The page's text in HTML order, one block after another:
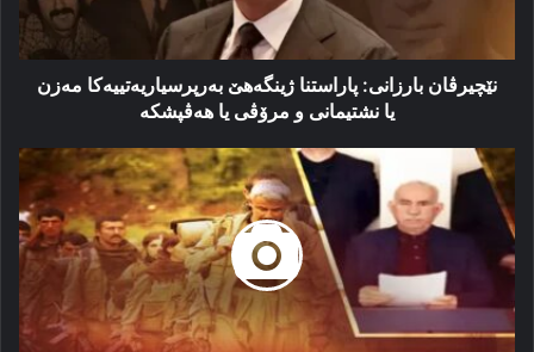
نشتیمانی
و
مرۆڤی
نێچیرڤان بارزانی: پاراستنا ژینگەهێ بەرپرسیاریەتییەکا مەزن
یا نشتیمانی و مرۆڤی یا هەڤپشکە
یاسایا
ڤەگەرا
سەرکردە
و
چەکدارێن
پەکەکێ
بۆ
ترکیەیێ